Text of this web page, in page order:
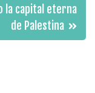
la capital eterna
de Palestina